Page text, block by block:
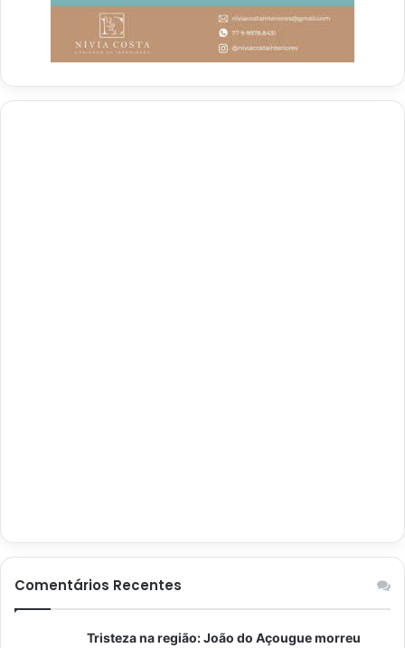
Comentários Recentes
Tristeza na região: João do Açougue morreu